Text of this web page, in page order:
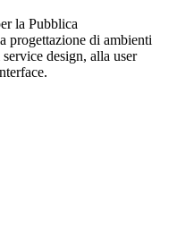
la Pubblica
progettazione di ambienti
design, alla user